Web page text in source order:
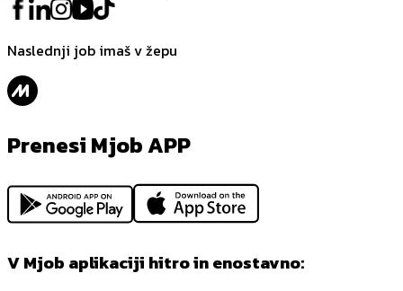
Naslednji job imaš v žepu
Prenesi Mjob APP
V Mjob aplikaciji hitro in enostavno: